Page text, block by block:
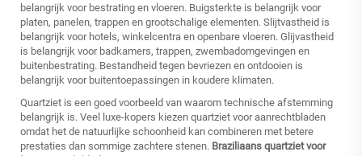
belangrijk voor bestrating en vloeren. Buigsterkte is belangrijk voor
platen, panelen, trappen en grootschalige elementen. Slijtvastheid is
belangrijk voor hotels, winkelcentra en openbare vloeren. Glijvastheid
is belangrijk voor badkamers, trappen, zwembadomgevingen en
buitenbestrating. Bestandheid tegen bevriezen en ontdooien is
belangrijk voor buitentoepassingen in koudere klimaten.
Quartziet is een goed voorbeeld van waarom technische afstemming
belangrijk is. Veel luxe-kopers kiezen quartziet voor aanrechtbladen
omdat het de natuurlijke schoonheid kan combineren met betere
prestaties dan sommige zachtere stenen. Braziliaans quartziet voor